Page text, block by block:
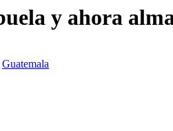
y ahora
Guatemala